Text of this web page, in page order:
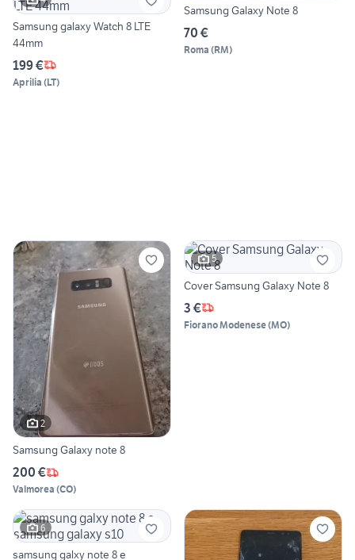
Samsung galaxy Watch 8 LTE
44mm
199 €
Aprilia (LT)
Samsung Galaxy Note 8
70 €
Roma (RM)
2
Samsung Galaxy note 8
200 €
Valmorea (CO)
5
Cover Samsung Galaxy Note 8
3 €
Fiorano Modenese(MO)
6
samsung galxy note 8 e